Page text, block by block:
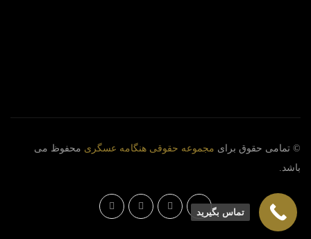
© تمامی حقوق برای مجموعه حقوقی هنگامه عسگری محفوظ می
باشد.
تماس بگیرید